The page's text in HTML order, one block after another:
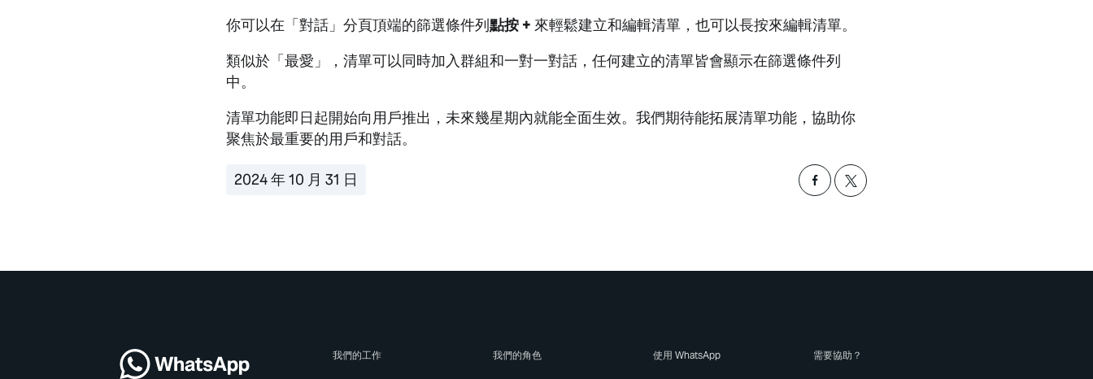
你可以在「對話」分頁頂端的篩選條件列點按 + 來輕鬆建立和編輯清單，也可以長按來編輯清單。
類似於「最愛」，清單可以同時加入群組和一對一對話，任何建立的清單皆會顯示在篩選條件列
中。
清單功能即日起開始向用戶推出，未來幾星期內就能全面生效。我們期待能拓展清單功能，協助你
聚焦於最重要的用戶和對話。
2024 年 10 月 31 日
我們的工作 我們的角色 使用 WhatsApp 需要協助？